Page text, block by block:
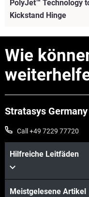
PolyJet™ Technology
Kickstand Hinge
Wie
Stratasys Germany
Call +49 7229 77720
Hilfreiche Leitfäden
Meistgelesene Artikel